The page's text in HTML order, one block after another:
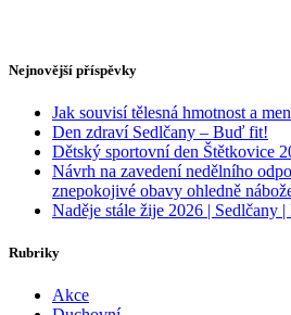
Nejnovější příspěvky
Jak souvisí tělesná hmotnost a
Den zdraví Sedlčany – Buď fit!
Dětský sportovní den Štětkovice
Návrh na zavedení nedělního
znepokojivé obavy ohledně
Naděje stále žije 2026 | Sedlčany |
Rubriky
Akce